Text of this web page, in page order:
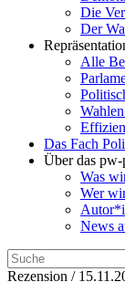
Die
Der
Alle
Das Fach
Über das pw-
Was
Wer
News
Rezension /